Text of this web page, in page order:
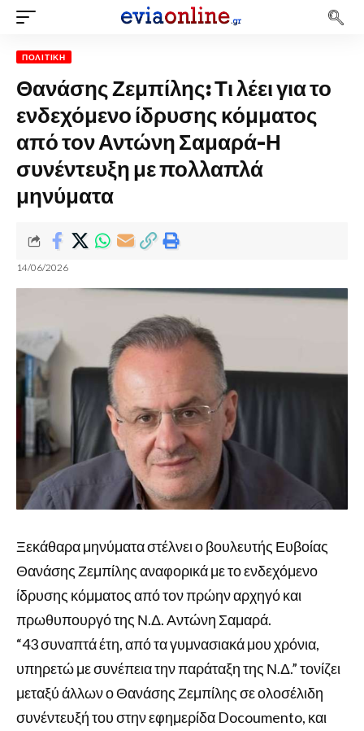
ΠΟΛΙΤΙΚΉ
Θανάσης Ζεμπίλης: Τι λέει για το
ενδεχόμενο ίδρυσης κόμματος
από τον Αντώνη Σαμαρά-Η
συνέντευξη με πολλαπλά
μηνύματα
14/06/2026
Ξεκάθαρα μηνύματα στέλνει ο βουλευτής Ευβοίας
Θανάσης Ζεμπίλης αναφορικά με το ενδεχόμενο
ίδρυσης κόμματος από τον πρώην αρχηγό και
πρωθυπουργό της Ν.Δ. Αντώνη Σαμαρά.
“43 συναπτά έτη, από τα γυμνασιακά μου χρόνια,
υπηρετώ με συνέπεια την παράταξη της Ν.Δ.” τονίζει
μεταξύ άλλων ο Θανάσης Ζεμπίλης σε ολοσέλιδη
συνέντευξή του στην εφημερίδα Docoumento, και